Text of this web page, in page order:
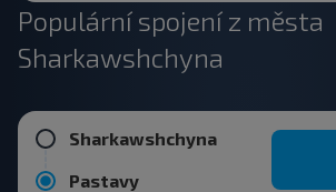
Populární spojení z města
Sharkawshchyna
Sharkawshchyna
Pastavy